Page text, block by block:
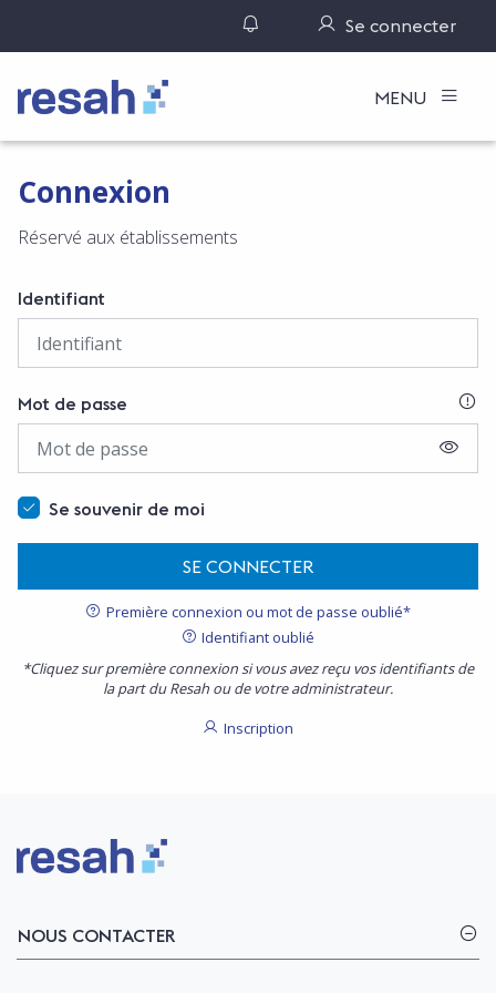
Gérer ses notifications
Se connecter
Logo Resah MENU
Connexion
Réservé aux établissements
Identifiant
Mot de passe
Se souvenir de moi
SE CONNECTER
Première connexion ou mot de passe oublié*
Identifiant oublié
*Cliquez sur première connexion si vous avez reçu vos identifiants de
la part du Resah ou de votre administrateur.
Inscription
Logo Resah
NOUS CONTACTER